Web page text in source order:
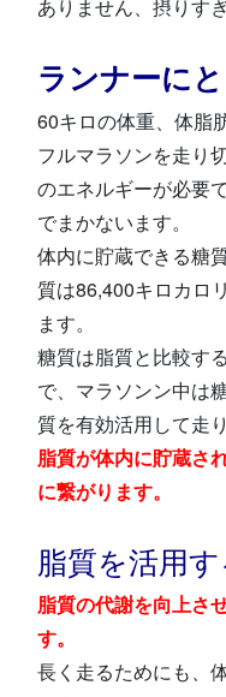
ありません、摂りす
ランナーに
60キロの体重、体脂
フルマラソンを走り
のエネルギーが必要
でまかないます。
体内に貯蔵できる糖
質は86,400キロカロ
ます。
糖質は脂質と比較す
で、マラソンン中は
質を有効活用して走り
脂質が体内に貯蔵さ
に繋がります。
脂質を活用
脂質の代謝を向上さ
す。
長く走るためにも、